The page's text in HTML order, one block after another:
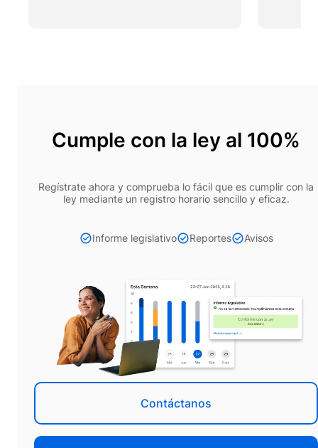
Cumple con la ley al 100%
Regístrate ahora y comprueba lo fácil que es cumplir con la
ley mediante un registro horario sencillo y eficaz.
Informe legislativo Reportes Avisos
Contáctanos